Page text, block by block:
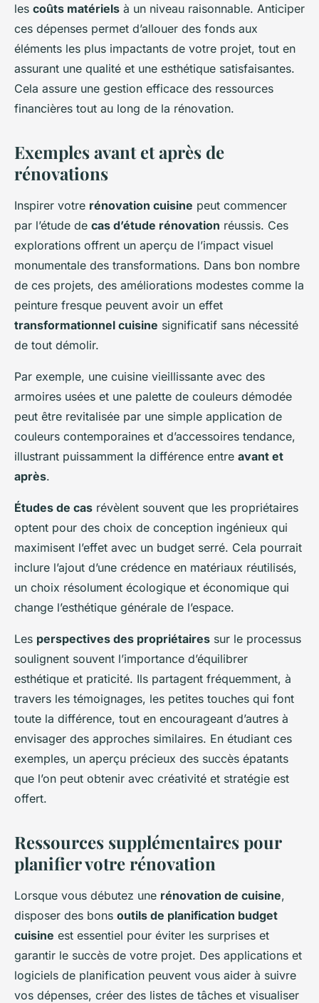
les coûts matériels à un niveau raisonnable. Anticiper
ces dépenses permet d’allouer des fonds aux
éléments les plus impactants de votre projet, tout en
assurant une qualité et une esthétique satisfaisantes.
Cela assure une gestion efficace des ressources
financières tout au long de la rénovation.
Exemples avant et après de
rénovations
Inspirer votre rénovation cuisine peut commencer
par l’étude de cas d’étude rénovation réussis. Ces
explorations offrent un aperçu de l’impact visuel
monumentale des transformations. Dans bon nombre
de ces projets, des améliorations modestes comme la
peinture fresque peuvent avoir un effet
transformationnel cuisine significatif sans nécessité
de tout démolir.
Par exemple, une cuisine vieillissante avec des
armoires usées et une palette de couleurs démodée
peut être revitalisée par une simple application de
couleurs contemporaines et d’accessoires tendance,
illustrant puissamment la différence entre avant et
après.
Études de cas révèlent souvent que les propriétaires
optent pour des choix de conception ingénieux qui
maximisent l’effet avec un budget serré. Cela pourrait
inclure l’ajout d’une crédence en matériaux réutilisés,
un choix résolument écologique et économique qui
change l’esthétique générale de l’espace.
Les perspectives des propriétaires sur le processus
soulignent souvent l’importance d’équilibrer
esthétique et praticité. Ils partagent fréquemment, à
travers les témoignages, les petites touches qui font
toute la différence, tout en encourageant d’autres à
envisager des approches similaires. En étudiant ces
exemples, un aperçu précieux des succès épatants
que l’on peut obtenir avec créativité et stratégie est
offert.
Ressources supplémentaires pour
planifier votre rénovation
Lorsque vous débutez une rénovation de cuisine,
disposer des bons outils de planification budget
cuisine est essentiel pour éviter les surprises et
garantir le succès de votre projet. Des applications et
logiciels de planification peuvent vous aider à suivre
vos dépenses, créer des listes de tâches et visualiser